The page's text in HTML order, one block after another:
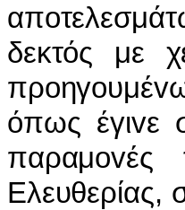
δεκτός με
όπως έγιvε
Ελευθερίας,